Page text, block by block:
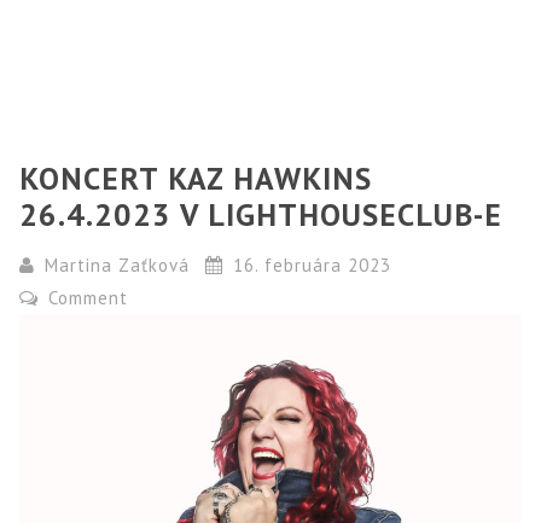
KONCERT KAZ HAWKINS
26.4.2023 V LIGHTHOUSECLUB-E
Martina Zaťková
16. februára 2023
Comment